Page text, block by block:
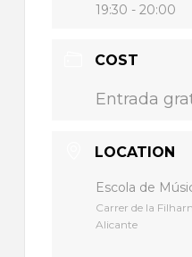
19:30 - 20:00
COST
Entrada
LOCATION
Escola de
Carrer de la
Alicante